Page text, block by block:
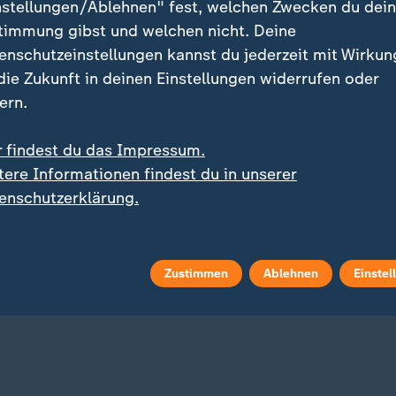
greift die Ukraine an
Appell an Regierung
Ablehnen" fest, welchen Zwecken du
gibst und welchen nicht. Deine
kannst du jederzeit mit
Zukunft in deinen Einstellungen widerrufen oder
findest du das Impressum.
Informationen findest du in unserer
Zustimmen Ablehnen